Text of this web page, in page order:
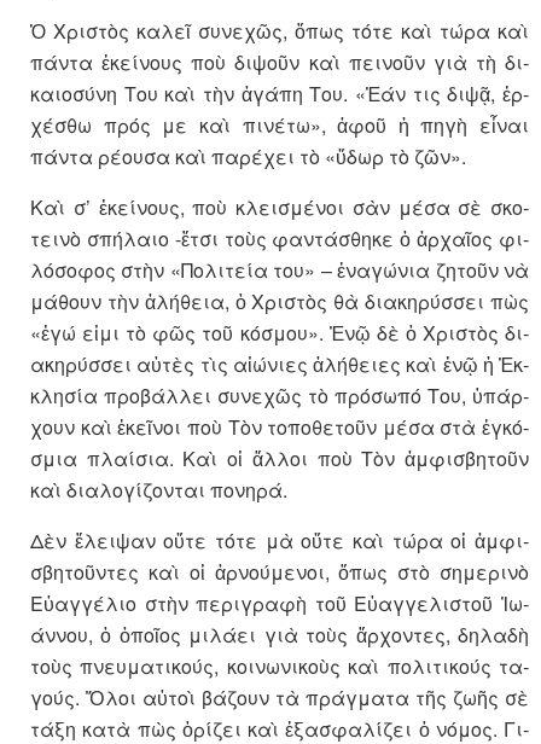
Ὁ Χρι­στὸς κα­λεῖ συ­νε­χῶς, ὅ­πως τότε καὶ τώρα καὶ
πάντα ἐ­κεί­νους ποὺ δι­ψοῦν καὶ πει­νοῦν γιὰ τὴ δι­
και­ο­σύνη Του καὶ τὴν ἀ­γάπη Του. «Ἐάν τις διψᾷ, ἐρ­
χέ­σθω πρός με καὶ πι­νέτω», ἀ­φοῦ ἡ πηγὴ εἶ­ναι
πάντα ρέ­ουσα καὶ παρέ­χει τὸ «ὕ­δωρ τὸ ζῶν».
Καὶ σ’ ἐ­κεί­νους, ποὺ κλει­σμέ­νοι σὰν μέσα σὲ σκο­
τεινὸ σπή­λαιο -ἔτσι τοὺς φαν­τά­σθηκε ὁ ἀρ­χαῖος φι­
λό­σο­φος στὴν «Πο­λι­τεία του» – ἐ­να­γώ­νια ζητοῦν νὰ
μά­θουν τὴν ἀ­λή­θεια, ὁ Χρι­στὸς θὰ δι­α­κη­ρύσ­σει πὼς
«ἐγώ εἰμι τὸ φῶς τοῦ κό­σμου». Ἐνῷ δὲ ὁ Χρι­στὸς δι­
α­κη­ρύσ­σει αὐ­τὲς τὶς αἰ­ώ­νιες ἀ­λή­θειες καὶ ἐνῷ ἡ Ἐκ­
κλη­σία προ­βάλ­λει συ­νε­χῶς τὸ πρό­σωπό Του, ὑ­πάρ­
χουν καὶ ἐκεῖ­νοι ποὺ Τὸν το­πο­θε­τοῦν μέσα στὰ ἐγ­κό­
σμια πλαί­σια. Καὶ οἱ ἄλ­λοι ποὺ Τὸν ἀμ­φι­σβη­τοῦν
καὶ δι­α­λο­γί­ζον­ται πο­νηρά.
Δὲν ἔ­λει­ψαν οὔτε τότε μὰ οὔτε καὶ τώρα οἱ ἀμ­φι­
σβη­τοῦν­τες καὶ οἱ ἀρνού­με­νοι, ὅ­πως στὸ ση­με­ρινὸ
Εὐ­αγ­γέ­λιο στὴν πε­ρι­γραφὴ τοῦ Εὐ­αγ­γε­λι­στοῦ Ἰ­ω­
άν­νου, ὁ ὁ­ποῖος μι­λάει γιὰ τοὺς ἄρ­χον­τες, δη­λαδὴ
τοὺς πνευ­μα­τι­κούς, κοι­νω­νι­κοὺς καὶ πο­λι­τι­κούς τα­
γούς. Ὅ­λοι αὐ­τοὶ βά­ζουν τὰ πρά­γματα τῆς ζωῆς σὲ
τάξη κατὰ πὼς ὁ­ρί­ζει καὶ ἐ­ξα­σφα­λί­ζει ὁ νό­μος. Γι­